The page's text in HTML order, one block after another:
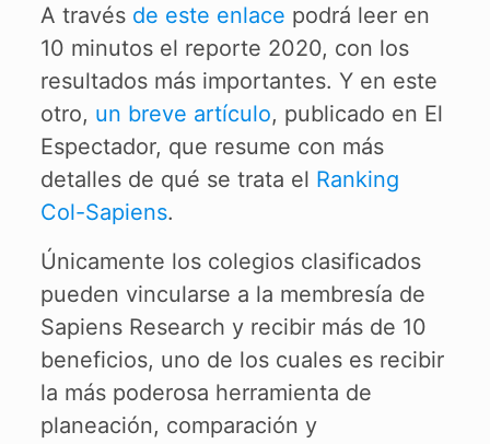
A través de este enlace podrá leer en
10 minutos el reporte 2020, con los
resultados más importantes. Y en este
otro, un breve artículo, publicado en El
Espectador, que resume con más
detalles de qué se trata el Ranking
Col-Sapiens.
Únicamente los colegios clasificados
pueden vincularse a la membresía de
Sapiens Research y recibir más de 10
beneficios, uno de los cuales es recibir
la más poderosa herramienta de
planeación, comparación y